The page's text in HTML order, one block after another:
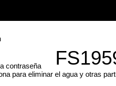
contraseña
para eliminar el agua y otras